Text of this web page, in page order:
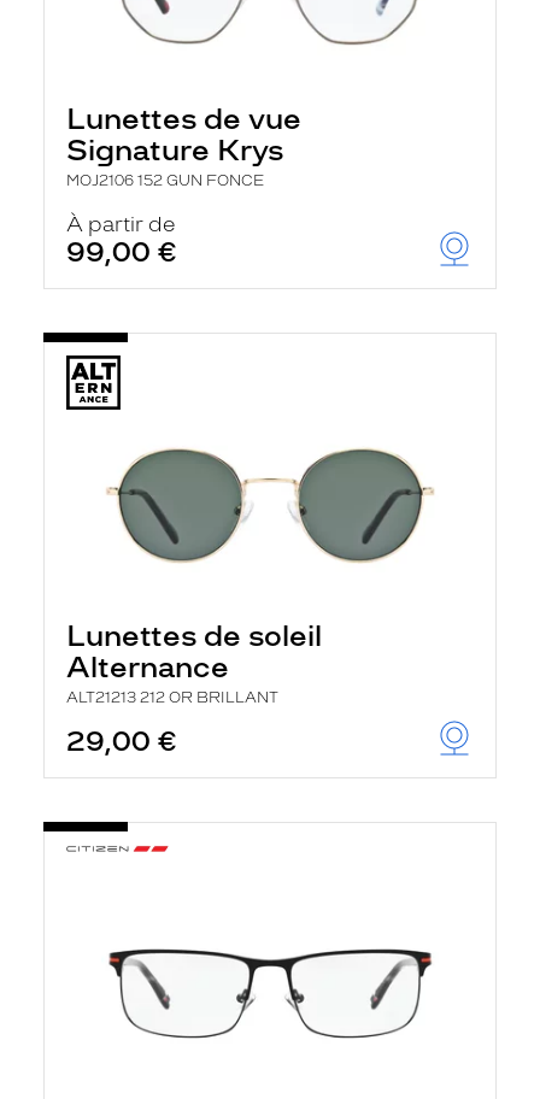
Lunettes de vue
Signature Krys
MOJ2106 152 GUN FONCE
À partir de
99,00 €
Lunettes de soleil
Alternance
ALT21213 212 OR BRILLANT
29,00 €